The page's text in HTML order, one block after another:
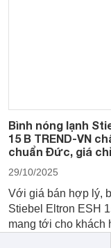
Bình nóng lạnh
15 B TREND-VN
chuẩn Đức, giá
29/10/2025
Với giá bán hợp lý,
Stiebel Eltron ESH
mang tới cho khách